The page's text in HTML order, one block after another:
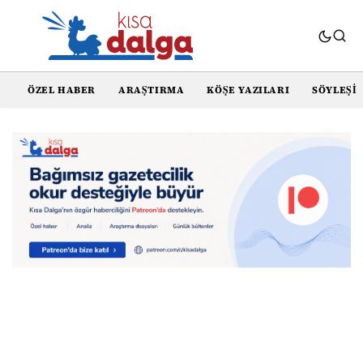
ÖZEL HABER ARAŞTIRMA KÖŞE YAZILARI SÖYLEŞI